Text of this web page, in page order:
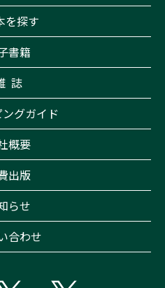
を探す
書籍
誌
グガイド
概要
出版
らせ
合わせ